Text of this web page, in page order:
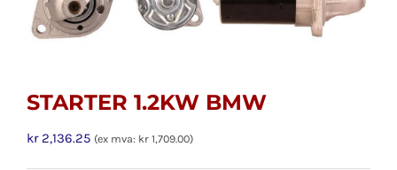
STARTER 1.2KW BMW
kr2,136.25 (ex mva: kr 1,709.00)